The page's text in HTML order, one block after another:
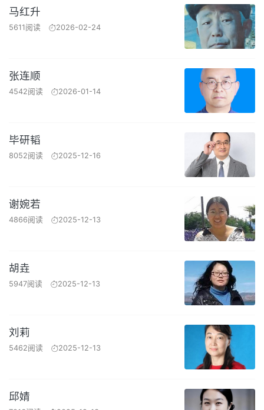
马红升
5611阅读 2026-02-24
张连顺
4542阅读 2026-01-14
毕研韬
8052阅读 2025-12-16
谢婉若
4866阅读 2025-12-13
胡垚
5947阅读 2025-12-13
刘莉
5462阅读 2025-12-13
邱婧